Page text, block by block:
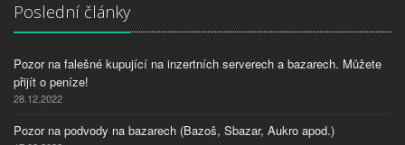
Poslední články
Pozor na falešné kupující na inzertních serverech a bazarech. Můžete
přijít o peníze!
28.12.2022
Pozor na podvody na bazarech (Bazoš, Sbazar, Aukro apod.)